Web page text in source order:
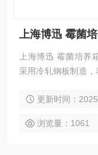
上海博迅 霉菌
上海博迅 霉菌培养
采用冷轧钢板制造，
具有温度、时间调
功能； 工作室内装
更新时间：
浏览量：1061